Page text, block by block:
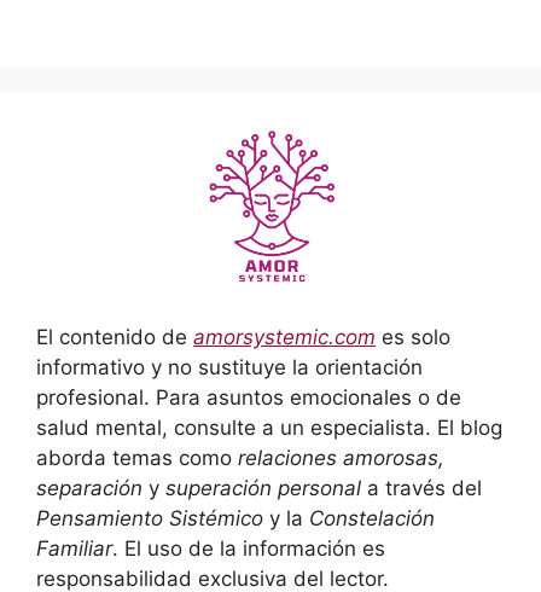
El contenido de amorsystemic.com es solo
informativo y no sustituye la orientación
profesional. Para asuntos emocionales o de
salud mental, consulte a un especialista. El blog
aborda temas como relaciones amorosas,
separación y superación personal a través del
Pensamiento Sistémico y la Constelación
Familiar. El uso de la información es
responsabilidad exclusiva del lector.